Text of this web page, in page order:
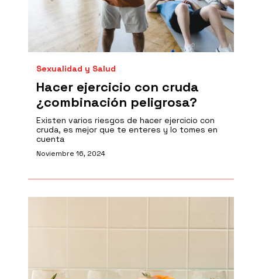
Sexualidad y Salud
Hacer ejercicio con cruda
¿combinación peligrosa?
Existen varios riesgos de hacer ejercicio con
cruda, es mejor que te enteres y lo tomes en
cuenta
Noviembre 16, 2024